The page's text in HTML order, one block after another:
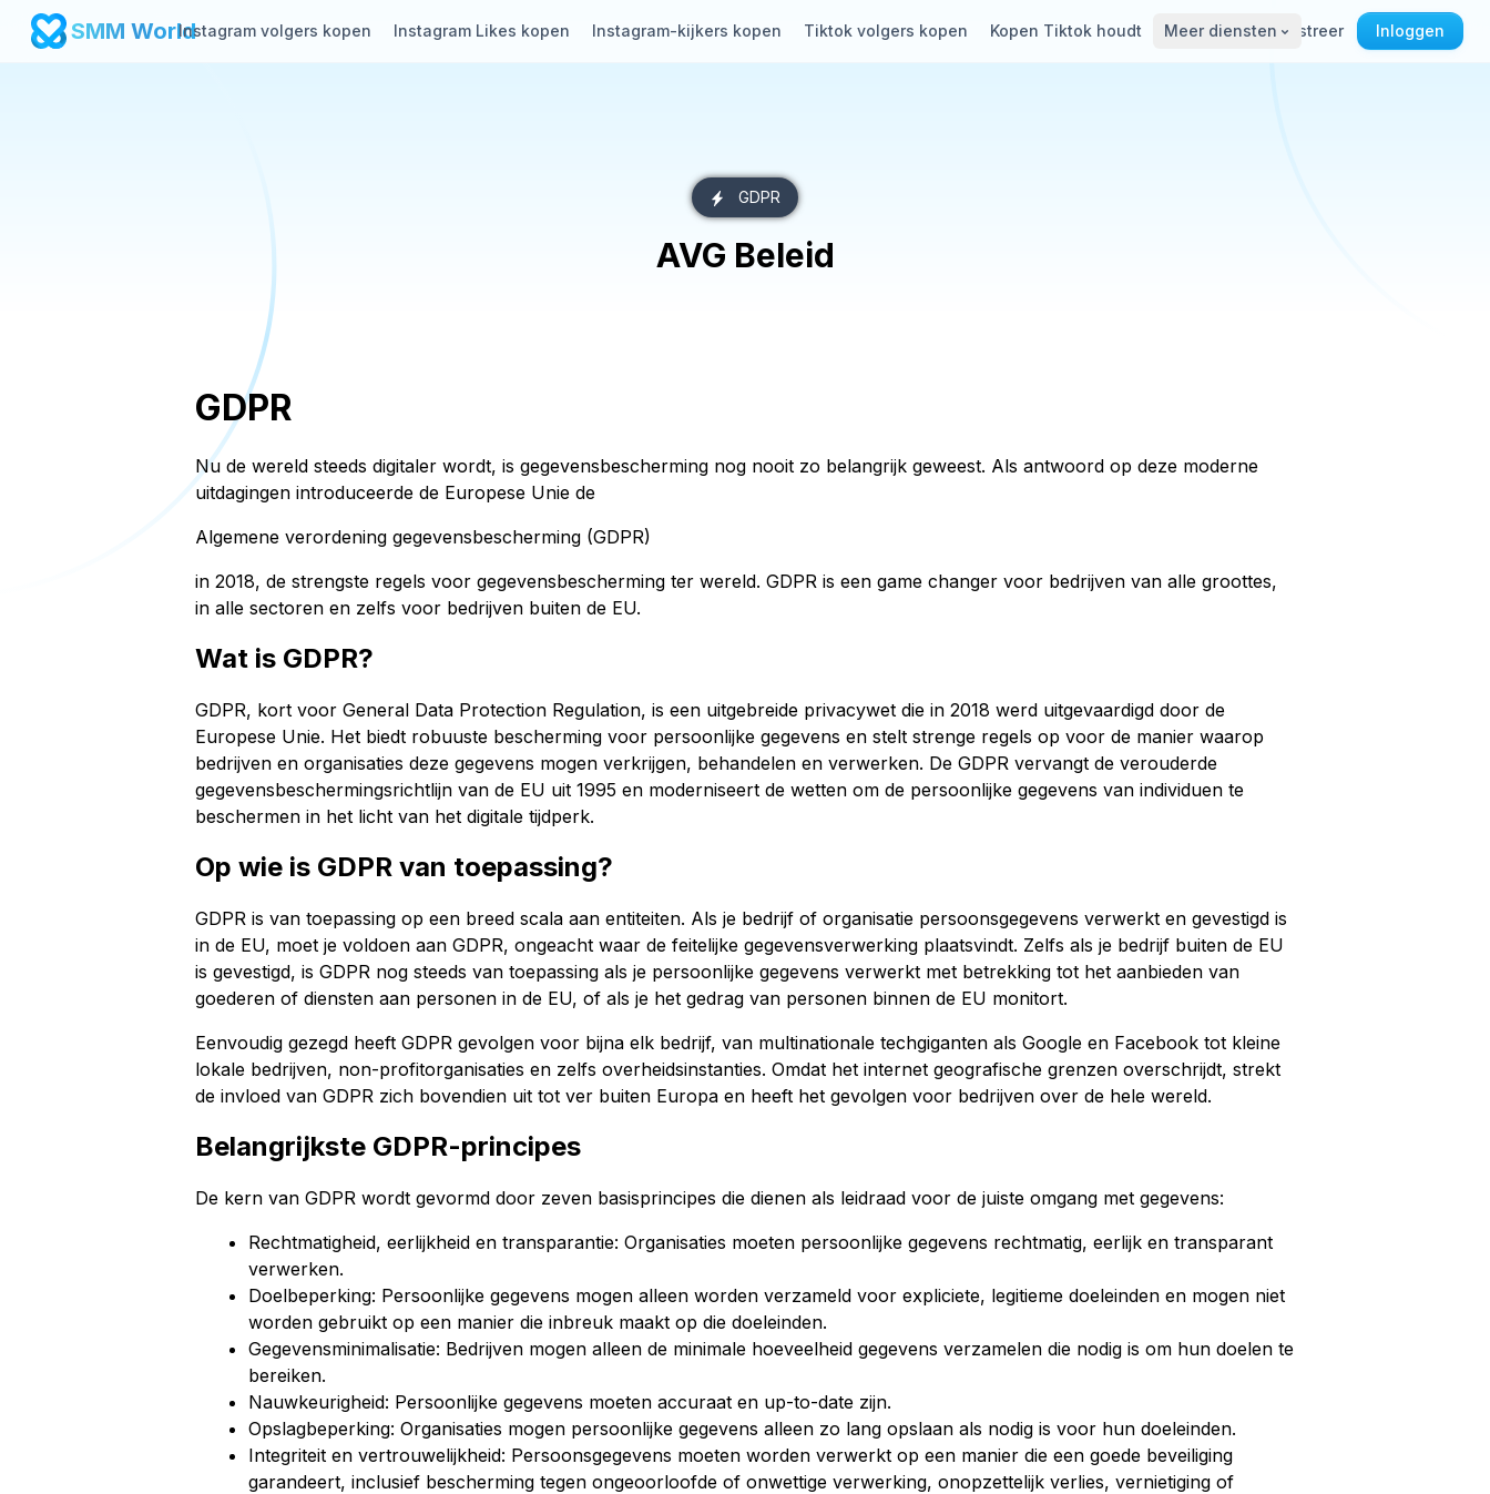
SMM WorldInstagram volgers kopen Instagram Likes kopen Instagram-kijkers kopen Tiktok volgers kopen Kopen Tiktok houdt Meer dienstenRegistreer Inloggen
GDPR
AVG Beleid
GDPR
Nu de wereld steeds digitaler wordt, is gegevensbescherming nog nooit zo belangrijk geweest. Als antwoord op deze moderne
uitdagingen introduceerde de Europese Unie de
Algemene verordening gegevensbescherming (GDPR)
in 2018, de strengste regels voor gegevensbescherming ter wereld. GDPR is een game changer voor bedrijven van alle groottes,
in alle sectoren en zelfs voor bedrijven buiten de EU.
Wat is GDPR?
GDPR, kort voor General Data Protection Regulation, is een uitgebreide privacywet die in 2018 werd uitgevaardigd door de
Europese Unie. Het biedt robuuste bescherming voor persoonlijke gegevens en stelt strenge regels op voor de manier waarop
bedrijven en organisaties deze gegevens mogen verkrijgen, behandelen en verwerken. De GDPR vervangt de verouderde
gegevensbeschermingsrichtlijn van de EU uit 1995 en moderniseert de wetten om de persoonlijke gegevens van individuen te
beschermen in het licht van het digitale tijdperk.
Op wie is GDPR van toepassing?
GDPR is van toepassing op een breed scala aan entiteiten. Als je bedrijf of organisatie persoonsgegevens verwerkt en gevestigd is
in de EU, moet je voldoen aan GDPR, ongeacht waar de feitelijke gegevensverwerking plaatsvindt. Zelfs als je bedrijf buiten de EU
is gevestigd, is GDPR nog steeds van toepassing als je persoonlijke gegevens verwerkt met betrekking tot het aanbieden van
goederen of diensten aan personen in de EU, of als je het gedrag van personen binnen de EU monitort.
Eenvoudig gezegd heeft GDPR gevolgen voor bijna elk bedrijf, van multinationale techgiganten als Google en Facebook tot kleine
lokale bedrijven, non-profitorganisaties en zelfs overheidsinstanties. Omdat het internet geografische grenzen overschrijdt, strekt
de invloed van GDPR zich bovendien uit tot ver buiten Europa en heeft het gevolgen voor bedrijven over de hele wereld.
Belangrijkste GDPR-principes
De kern van GDPR wordt gevormd door zeven basisprincipes die dienen als leidraad voor de juiste omgang met gegevens:
Rechtmatigheid, eerlijkheid en transparantie: Organisaties moeten persoonlijke gegevens rechtmatig, eerlijk en transparant
verwerken.
Doelbeperking: Persoonlijke gegevens mogen alleen worden verzameld voor expliciete, legitieme doeleinden en mogen niet
worden gebruikt op een manier die inbreuk maakt op die doeleinden.
Gegevensminimalisatie: Bedrijven mogen alleen de minimale hoeveelheid gegevens verzamelen die nodig is om hun doelen te
bereiken.
Nauwkeurigheid: Persoonlijke gegevens moeten accuraat en up-to-date zijn.
Opslagbeperking: Organisaties mogen persoonlijke gegevens alleen zo lang opslaan als nodig is voor hun doeleinden.
Integriteit en vertrouwelijkheid: Persoonsgegevens moeten worden verwerkt op een manier die een goede beveiliging
garandeert, inclusief bescherming tegen ongeoorloofde of onwettige verwerking, onopzettelijk verlies, vernietiging of